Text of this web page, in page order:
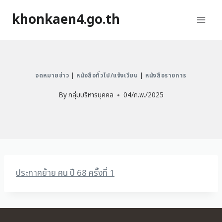
khonkaen4.go.th
จดหมายข่าว หนังสือทั่วไป/แจ้งเวียน หนังสือราชการ
Byกลุ่มบริหารบุคคล 04/ก.พ./2025
ประกาศย้าย ศน ปี 68 ครั้งที่ 1